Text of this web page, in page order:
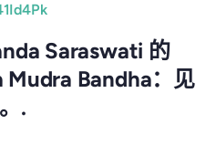
Saraswati 的
Mudra Bandha：见
.